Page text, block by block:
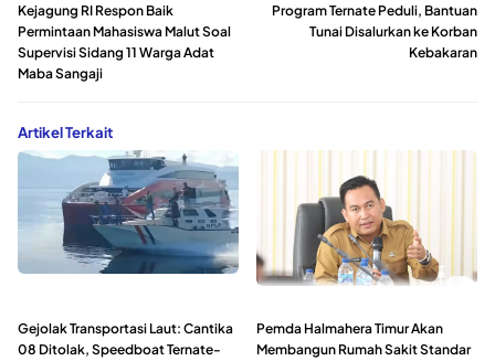
Kejagung RI Respon Baik
Permintaan Mahasiswa Malut Soal
Supervisi Sidang 11 Warga Adat
Maba Sangaji
Program Ternate Peduli, Bantuan
Tunai Disalurkan ke Korban
Kebakaran
Artikel Terkait
Gejolak Transportasi Laut: Cantika
08 Ditolak, Speedboat Ternate-
Pemda Halmahera Timur Akan
Membangun Rumah Sakit Standar